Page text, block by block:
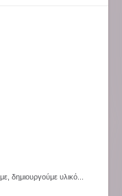
δημιουργούμε υλικό...